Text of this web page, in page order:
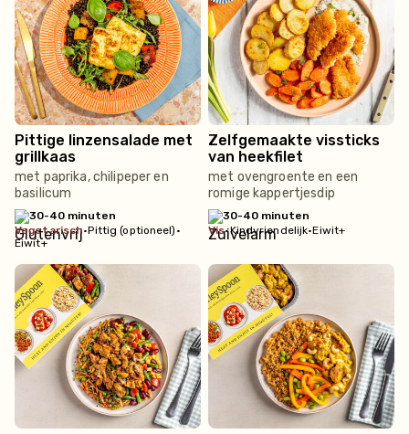
Pittige linzensalade met
grillkaas
met paprika, chilipeper en
basilicum
30-40 minuten
vegetarisch•Pittig (optioneel) •
Eiwit+
Zelfgemaakte vissticks
van heekfilet
met ovengroente en een
romige kappertjesdip
30-40 minuten
vis•Kindvriendelijk•Eiwit+